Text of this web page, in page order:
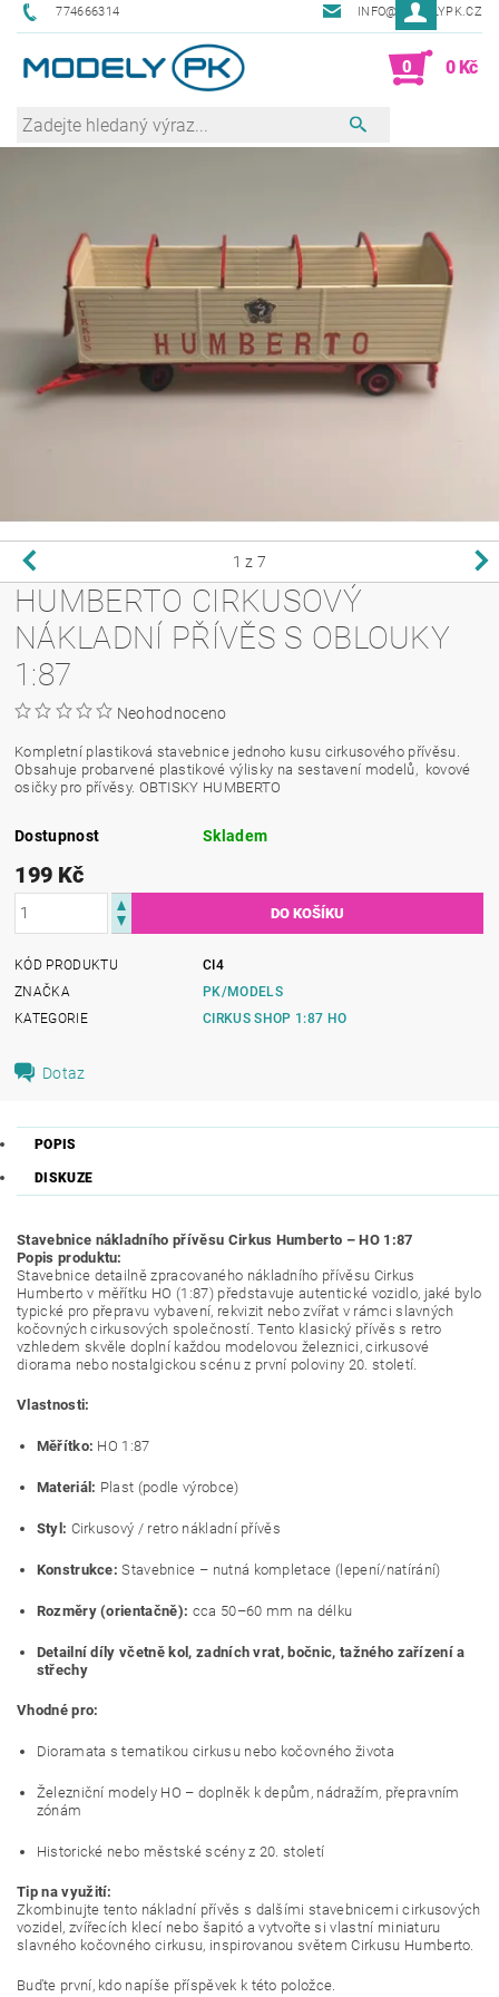
774666314 INFO@MODELYPK.CZ
0 0 Kč
1 z 7
HUMBERTO CIRKUSOVÝ
NÁKLADNÍ PŘÍVĚS S OBLOUKY
1:87
Neohodnoceno
Kompletní plastiková stavebnice jednoho kusu cirkusového přívěsu.
Obsahuje probarvené plastikové výlisky na sestavení modelů, kovové
osičky pro přívěsy. OBTISKY HUMBERTO
Dostupnost Skladem
199 Kč
KÓD PRODUKTU
CI4
ZNAČKA
PK/MODELS
KATEGORIE
CIRKUS SHOP 1:87 HO
Dotaz
POPIS
DISKUZE
Stavebnice nákladního přívěsu Cirkus Humberto – HO 1:87
Popis produktu:
Stavebnice detailně zpracovaného nákladního přívěsu Cirkus
Humberto v měřítku HO (1:87) představuje autentické vozidlo, jaké bylo
typické pro přepravu vybavení, rekvizit nebo zvířat v rámci slavných
kočovných cirkusových společností. Tento klasický přívěs s retro
vzhledem skvěle doplní každou modelovou železnici, cirkusové
diorama nebo nostalgickou scénu z první poloviny 20. století.
Vlastnosti:
Měřítko: HO 1:87
Materiál: Plast (podle výrobce)
Styl: Cirkusový / retro nákladní přívěs
Konstrukce: Stavebnice – nutná kompletace (lepení/natírání)
Rozměry (orientačně): cca 50–60 mm na délku
Detailní díly včetně kol, zadních vrat, bočnic, tažného zařízení a
střechy
Vhodné pro:
Dioramata s tematikou cirkusu nebo kočovného života
Železniční modely HO – doplněk k depům, nádražím, přepravním
zónám
Historické nebo městské scény z 20. století
Tip na využití:
Zkombinujte tento nákladní přívěs s dalšími stavebnicemi cirkusových
vozidel, zvířecích klecí nebo šapitó a vytvořte si vlastní miniaturu
slavného kočovného cirkusu, inspirovanou světem Cirkusu Humberto.
Buďte první, kdo napíše příspěvek k této položce.